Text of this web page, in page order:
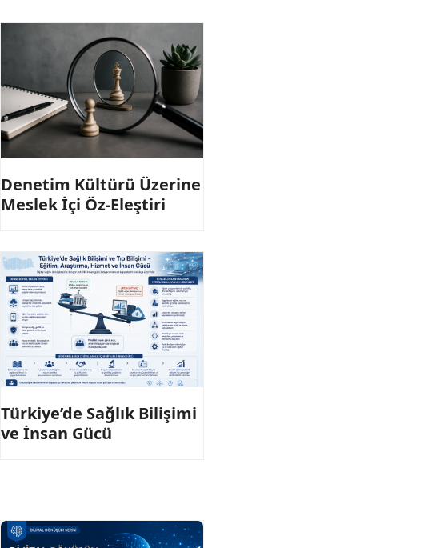
Denetim Kültürü Üzerine
Meslek İçi Öz-Eleştiri
Türkiye’de Sağlık Bilişimi
ve İnsan Gücü